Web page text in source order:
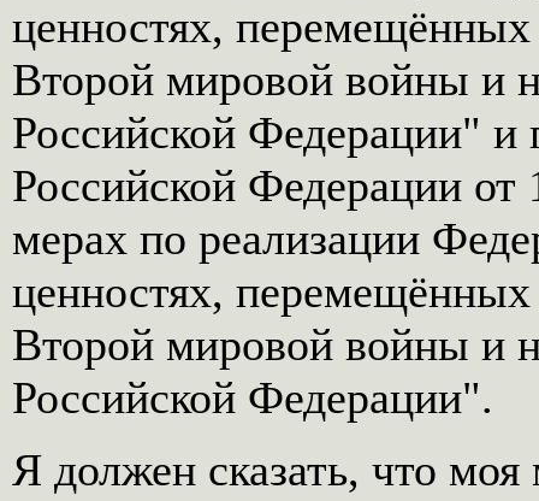
ценностях,
Второй мировой войны и
Российской Федерации" и
Российской Федерации
мерах по реализации
ценностях,
Второй мировой войны и
Российской Федерации".
Я должен сказать, что